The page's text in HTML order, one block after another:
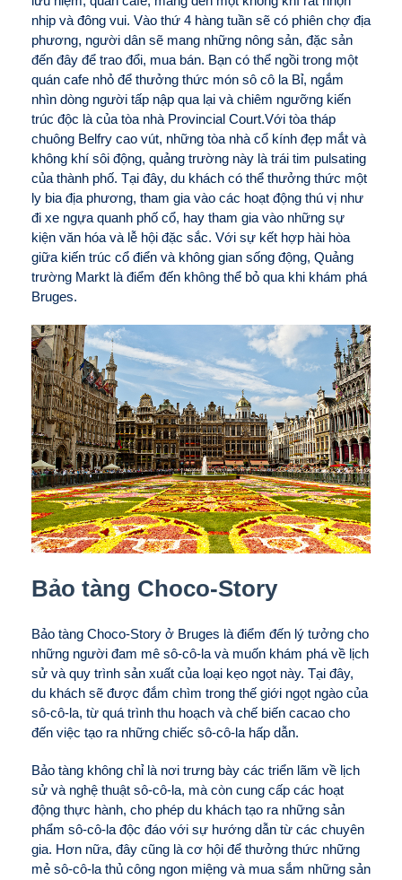
nhịp và đông vui. Vào thứ 4 hàng tuần sẽ có phiên chợ địa
phương, người dân sẽ mang những nông sản, đặc sản
đến đây để trao đổi, mua bán. Bạn có thể ngồi trong một
quán cafe nhỏ để thưởng thức món sô cô la Bỉ, ngắm
nhìn dòng người tấp nập qua lại và chiêm ngưỡng kiến
trúc độc là của tòa nhà Provincial Court.Với tòa tháp
chuông Belfry cao vút, những tòa nhà cổ kính đẹp mắt và
không khí sôi động, quảng trường này là trái tim pulsating
của thành phố. Tại đây, du khách có thể thưởng thức một
ly bia địa phương, tham gia vào các hoạt động thú vị như
đi xe ngựa quanh phố cổ, hay tham gia vào những sự
kiện văn hóa và lễ hội đặc sắc. Với sự kết hợp hài hòa
giữa kiến trúc cổ điển và không gian sống động, Quảng
trường Markt là điểm đến không thể bỏ qua khi khám phá
Bruges.
Bảo tàng Choco-Story
Bảo tàng Choco-Story ở Bruges là điểm đến lý tưởng cho
những người đam mê sô-cô-la và muốn khám phá về lịch
sử và quy trình sản xuất của loại kẹo ngọt này. Tại đây,
du khách sẽ được đắm chìm trong thế giới ngọt ngào của
sô-cô-la, từ quá trình thu hoạch và chế biến cacao cho
đến việc tạo ra những chiếc sô-cô-la hấp dẫn.
Bảo tàng không chỉ là nơi trưng bày các triển lãm về lịch
sử và nghệ thuật sô-cô-la, mà còn cung cấp các hoạt
động thực hành, cho phép du khách tạo ra những sản
phẩm sô-cô-la độc đáo với sự hướng dẫn từ các chuyên
gia. Hơn nữa, đây cũng là cơ hội để thưởng thức những
mẻ sô-cô-la thủ công ngon miệng và mua sắm những sản